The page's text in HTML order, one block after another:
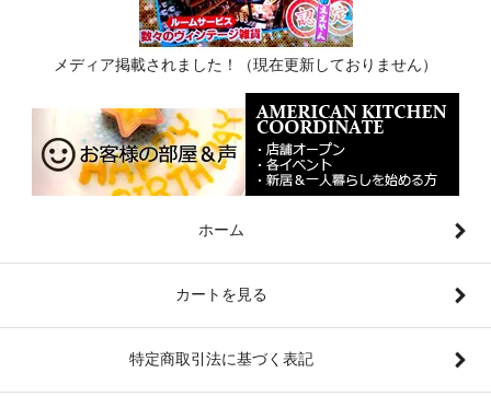
メディア掲載されました！（現在更新しておりません）
ホーム
カートを見る
特定商取引法に基づく表記